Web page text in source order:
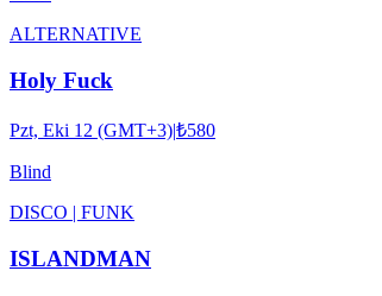
ALTERNATIVE
Holy Fuck
Pzt, Eki 12 (GMT+3)|₺580
Blind
DISCO | FUNK
ISLANDMAN